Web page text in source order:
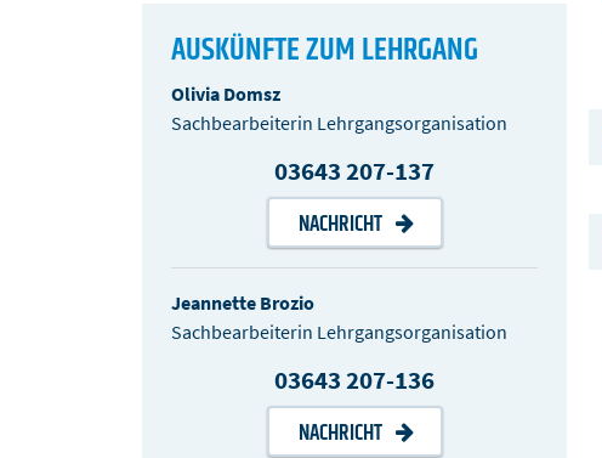
AUSKÜNFTE ZUM LEHRGANG
Olivia Domsz
Sachbearbeiterin Lehrgangsorganisation
03643 207-137
NACHRICHT
Jeannette Brozio
Sachbearbeiterin Lehrgangsorganisation
03643 207-136
NACHRICHT